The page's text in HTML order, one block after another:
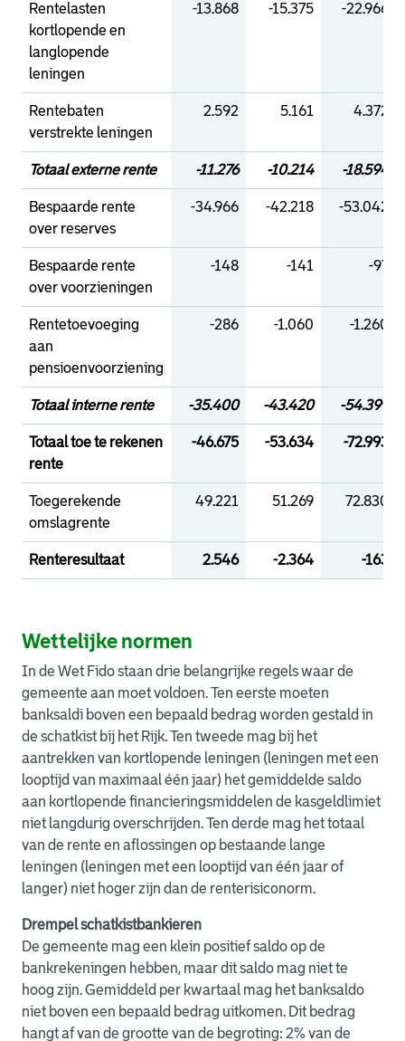
Rentelasten
kortlopende en
langlopende
leningen
-13.868 -15.375 -22.966
Rentebaten
verstrekte leningen
2.592 5.161 4.372
Totaal externe rente -11.276 -10.214 -18.594
Bespaarde rente
over reserves
-34.966 -42.218 -53.042
Bespaarde rente
over voorzieningen
-148 -141 -97
Rentetoevoeging
aan
pensioenvoorziening
-286 -1.060 -1.260
Totaal interne rente -35.400 -43.420 -54.399
Totaal toe te rekenen
rente
-46.675 -53.634 -72.993
Toegerekende
omslagrente
49.221 51.269 72.830
Renteresultaat 2.546 -2.364 -163
Wettelijke normen
In de Wet Fido staan drie belangrijke regels waar de
gemeente aan moet voldoen. Ten eerste moeten
banksaldi boven een bepaald bedrag worden gestald in
de schatkist bij het Rijk. Ten tweede mag bij het
aantrekken van kortlopende leningen (leningen met een
looptijd van maximaal één jaar) het gemiddelde saldo
aan kortlopende financieringsmiddelen de kasgeldlimiet
niet langdurig overschrijden. Ten derde mag het totaal
van de rente en aflossingen op bestaande lange
leningen (leningen met een looptijd van één jaar of
langer) niet hoger zijn dan de renterisiconorm.
Drempel schatkistbankieren
De gemeente mag een klein positief saldo op de
bankrekeningen hebben, maar dit saldo mag niet te
hoog zijn. Gemiddeld per kwartaal mag het banksaldo
niet boven een bepaald bedrag uitkomen. Dit bedrag
hangt af van de grootte van de begroting: 2% van de